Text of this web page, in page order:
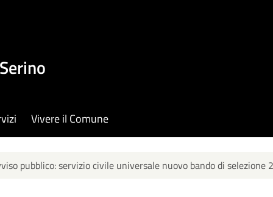
Vivere il Comune
pubblico: servizio civile universale nuovo bando di